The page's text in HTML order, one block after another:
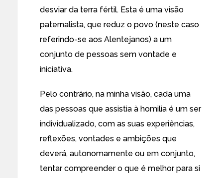
desviar da terra fértil. Esta é uma visão
paternalista, que reduz o povo (neste caso
referindo-se aos Alentejanos) a um
conjunto de pessoas sem vontade e
iniciativa.
Pelo contrário, na minha visão, cada uma
das pessoas que assistia à homilia é um ser
individualizado, com as suas experiências,
reflexões, vontades e ambições que
deverá, autonomamente ou em conjunto,
tentar compreender o que é melhor para si